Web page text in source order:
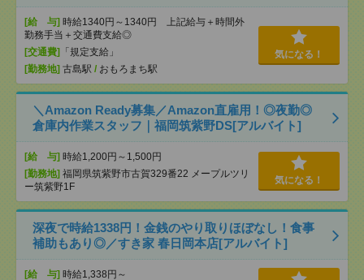
[給 与] 時給1340円～1340円 上記給与＋時間外
勤務手当＋交通費支給◎
[交通費]
「規定支給」
[勤務地] 古島駅 / おもろまち駅
気になる！
＼Amazon Ready募集／Amazon直雇用！◎夜勤◎
倉庫内作業スタッフ｜福岡筑紫野DS[アルバイト]
[給 与] 時給1,200円～1,500円
[勤務地] 福岡県筑紫野市古賀329番22 メープルツリ
ー筑紫野1F
気になる！
深夜で時給1338円！金銭のやり取りほぼなし！食事
補助もあり◎／すき家 春日岡本店[アルバイト]
[給 与] 時給1,338円～